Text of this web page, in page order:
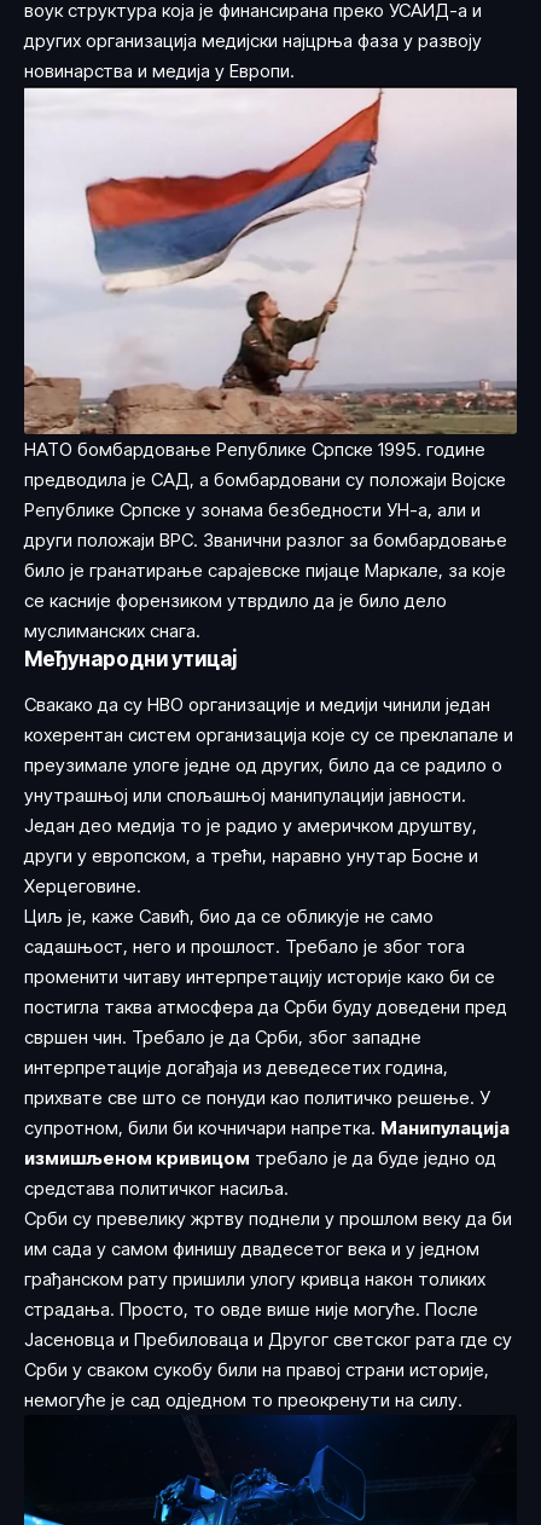
воук структура која је финансирана преко УСАИД-а и
других организација медијски најцрња фаза у развоју
новинарства и медија у Европи.
НАТО бомбардовање Републике Српске 1995. године
предводила је САД, а бомбардовани су положаји Војске
Републике Српске у зонама безбедности УН-а, али и
други положаји ВРС. Званични разлог за бомбардовање
било је гранатирање сарајевске пијаце Маркале, за које
се касније форензиком утврдило да је било дело
муслиманских снага.
Међународни утицај
Свакако да су НВО организације и медији чинили један
кохерентан систем организација које су се преклапале и
преузимале улоге једне од других, било да се радило о
унутрашњој или спољашњој манипулацији јавности.
Један део медија то је радио у америчком друштву,
други у европском, а трећи, наравно унутар Босне и
Херцеговине.
Циљ је, каже Савић, био да се обликује не само
садашњост, него и прошлост. Требало је због тога
променити читаву интерпретацију историје како би се
постигла таква атмосфера да Срби буду доведени пред
свршен чин. Требало је да Срби, због западне
интерпретације догађаја из деведесетих година,
прихвате све што се понуди као политичко решење. У
супротном, били би кочничари напретка. Манипулација
измишљеном кривицом требало је да буде једно од
средстава политичког насиља.
Срби су превелику жртву поднели у прошлом веку да би
им сада у самом финишу двадесетог века и у једном
грађанском рату пришили улогу кривца након толиких
страдања. Просто, то овде више није могуће. После
Јасеновца и Пребиловаца и Другог светског рата где су
Срби у сваком сукобу били на правој страни историје,
немогуће је сад одједном то преокренути на силу.